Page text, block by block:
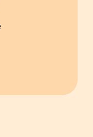
ikkunassa
ikkunassa
uudessa